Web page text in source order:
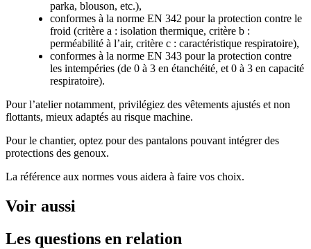
parka, blouson, etc.),
conformes à la norme EN 342 pour la protection contre le
froid (critère a : isolation thermique, critère b :
perméabilité à l’air, critère c : caractéristique respiratoire),
conformes à la norme EN 343 pour la protection contre
les intempéries (de 0 à 3 en étanchéité, et 0 à 3 en capacité
respiratoire).
Pour l’atelier notamment, privilégiez des vêtements ajustés et non
flottants, mieux adaptés au risque machine.
Pour le chantier, optez pour des pantalons pouvant intégrer des
protections des genoux.
La référence aux normes vous aidera à faire vos choix.
Voir aussi
Les questions en relation